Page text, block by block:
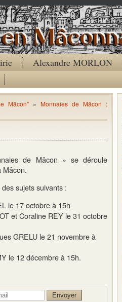
Alexandre MORLON
Mâcon" » Monnaies de Mâcon :
de Mâcon » se déroule
Mâcon.
sujets suivants :
le 17 octobre à 15h
et Coraline REY le 31 octobre
GRELU le 21 novembre à
le 12 décembre à 15h.